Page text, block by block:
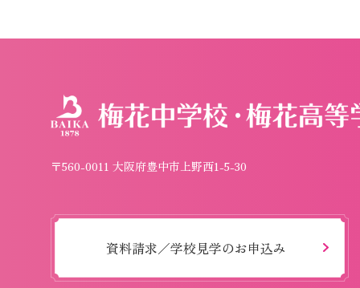
〒560-0011 大阪府豊中市上野西1-5-30
資料請求／学校見学のお申込み